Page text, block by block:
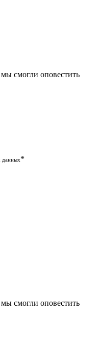
смогли оповестить
данных*
смогли оповестить